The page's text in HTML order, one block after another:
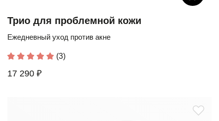
Трио для проблемной кожи
Ежедневный уход против акне
(3)
17 290 ₽